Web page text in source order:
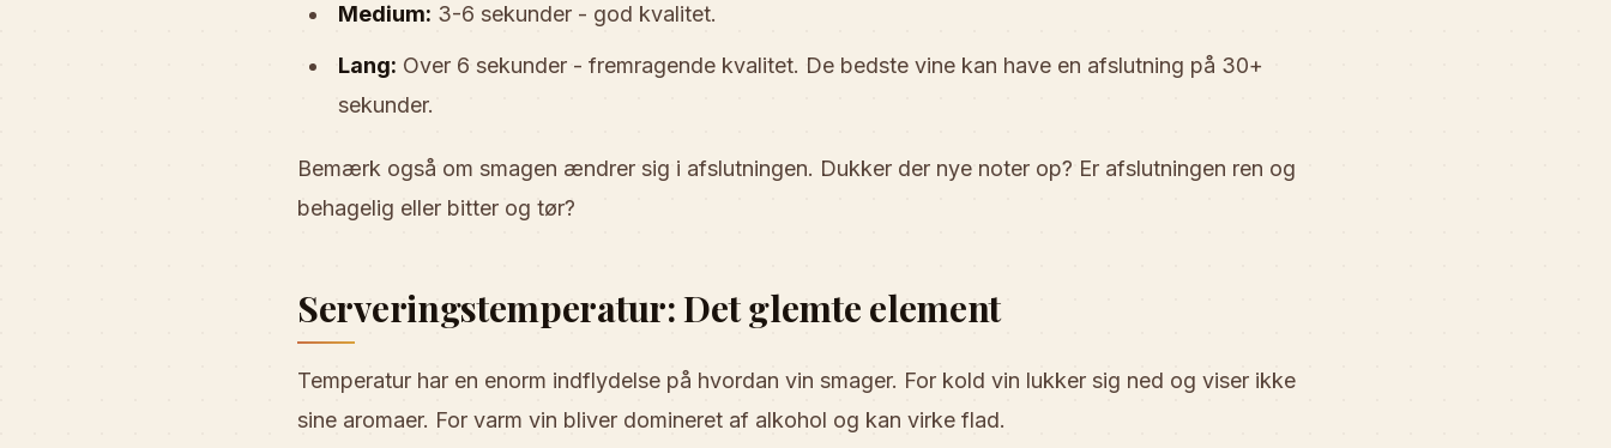
Medium: 3-6 sekunder - god kvalitet.
Lang: Over 6 sekunder - fremragende kvalitet. De bedste vine kan have en afslutning på 30+
sekunder.
Bemærk også om smagen ændrer sig i afslutningen. Dukker der nye noter op? Er afslutningen ren og
behagelig eller bitter og tør?
Serveringstemperatur: Det glemte element
Temperatur har en enorm indflydelse på hvordan vin smager. For kold vin lukker sig ned og viser ikke
sine aromaer. For varm vin bliver domineret af alkohol og kan virke flad.